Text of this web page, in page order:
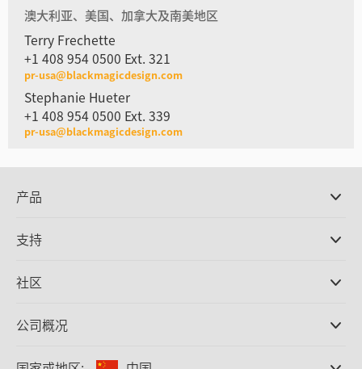
澳大利亚、美国、加拿大及南美地区
Terry Frechette
+1 408 954 0500 Ext. 321
pr-usa@blackmagicdesign.com
Stephanie Hueter
+1 408 954 0500 Ext. 339
pr-usa@blackmagicdesign.com
产品
DaVinci Resolve和Fusion软件
Ultimatte
采集和输出
格式转换
支持
支持中心
社区
公司概况